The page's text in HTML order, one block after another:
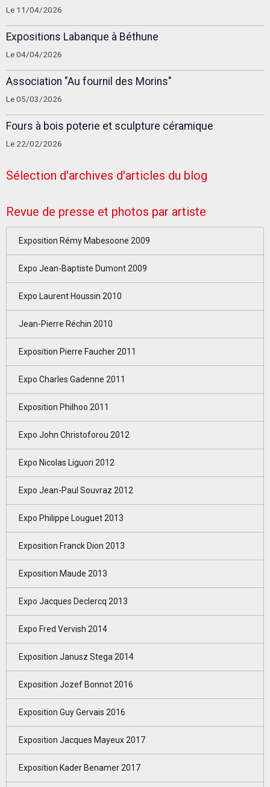
Le 11/04/2026
Expositions Labanque à Béthune
Le 04/04/2026
Association "Au fournil des Morins"
Le 05/03/2026
Fours à bois poterie et sculpture céramique
Le 22/02/2026
Sélection d'archives d'articles du blog
Revue de presse et photos par artiste
Exposition Rémy Mabesoone 2009
Expo Jean-Baptiste Dumont 2009
Expo Laurent Houssin 2010
Jean-Pierre Réchin 2010
Exposition Pierre Faucher 2011
Expo Charles Gadenne 2011
Exposition Philhoo 2011
Expo John Christoforou 2012
Expo Nicolas Liguori 2012
Expo Jean-Paul Souvraz 2012
Expo Philippe Louguet 2013
Exposition Franck Dion 2013
Exposition Maude 2013
Expo Jacques Declercq 2013
Expo Fred Vervish 2014
Exposition Janusz Stega 2014
Exposition Jozef Bonnot 2016
Exposition Guy Gervais 2016
Exposition Jacques Mayeux 2017
Exposition Kader Benamer 2017